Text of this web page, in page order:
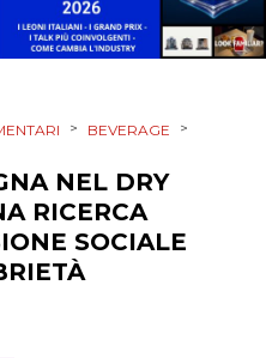
> BEVERAGE >
NEL DRY
RICERCA
SOCIALE